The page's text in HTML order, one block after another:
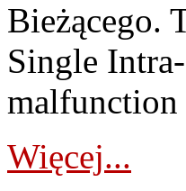
Bieżącego.
Single
Więcej...